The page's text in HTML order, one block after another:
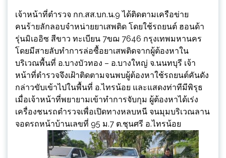
เจ้าหน้าที่ตำรวจ กก.สส.บก.น.9 ได้ติดตามเครือข่าย
คนร้ายลักลอบจำหน่ายยาเสพติด โดยใช้รถยนต์ ฮอนด้า
รุ่นมิเออิซ สีขาว ทะเบียน 7ขฌ 7646 กรุงเทพมหานคร
โดยมีสายลับทำการล่อซื้อยาเสพติดจากผู้ต้องหาใน
บริเวณพื้นที่ อ.บางบัวทอง – อ.บางใหญ่ จ.นนทบุรี เจ้า
หน้าที่ตำรวจจึงเฝ้าติดตามจนพบผู้ต้องหาใช้รถยนต์คันดัง
กล่าวขับเข้าไปในพื้นที่ อ.ไทรน้อย และแสดงท่าทีมีพิรุธ
เมื่อเจ้าหน้าที่พยายามเข้าทำการจับกุม ผู้ต้องหาได้เร่ง
เครื่องชนรถตำรวจเพื่อเปิดทางหลบหนี จนมุมบริเวณลาน
จอดรถหน้าบ้านเลขที่ 95 ม.7 ต.ชุนศรี อ.ไทรน้อย